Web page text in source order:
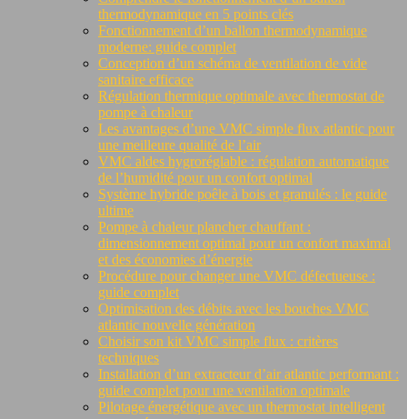
thermodynamique en 5 points clés
Fonctionnement d’un ballon thermodynamique
moderne: guide complet
Conception d’un schéma de ventilation de vide
sanitaire efficace
Régulation thermique optimale avec thermostat de
pompe à chaleur
Les avantages d’une VMC simple flux atlantic pour
une meilleure qualité de l’air
VMC aldes hygroréglable : régulation automatique
de l’humidité pour un confort optimal
Système hybride poêle à bois et granulés : le guide
ultime
Pompe à chaleur plancher chauffant :
dimensionnement optimal pour un confort maximal
et des économies d’énergie
Procédure pour changer une VMC défectueuse :
guide complet
Optimisation des débits avec les bouches VMC
atlantic nouvelle génération
Choisir son kit VMC simple flux : critères
techniques
Installation d’un extracteur d’air atlantic performant :
guide complet pour une ventilation optimale
Pilotage énergétique avec un thermostat intelligent